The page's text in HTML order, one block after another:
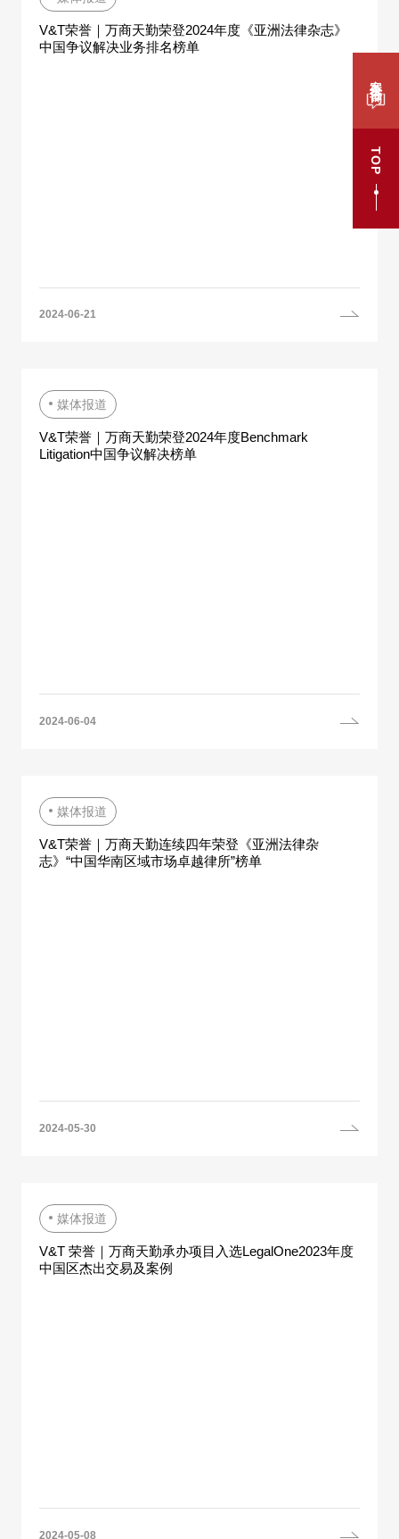
TOP
V&T荣誉｜万商天勤荣登2024年度《亚洲法律杂志》
中国争议解决业务排名榜单
2024-06-21
媒体报道
V&T荣誉｜万商天勤荣登2024年度Benchmark
Litigation中国争议解决榜单
2024-06-04
媒体报道
V&T荣誉｜万商天勤连续四年荣登《亚洲法律杂
志》“中国华南区域市场卓越律所”榜单
2024-05-30
媒体报道
V&T 荣誉｜万商天勤承办项目入选LegalOne2023年度
中国区杰出交易及案例
2024-05-08